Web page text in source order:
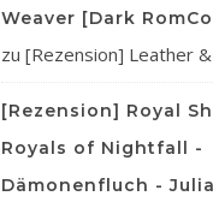
Weaver [Dark
zu [Rezension] Leather
[Rezension] Royal
Royals of Nightfall -
Dämonenfluch -